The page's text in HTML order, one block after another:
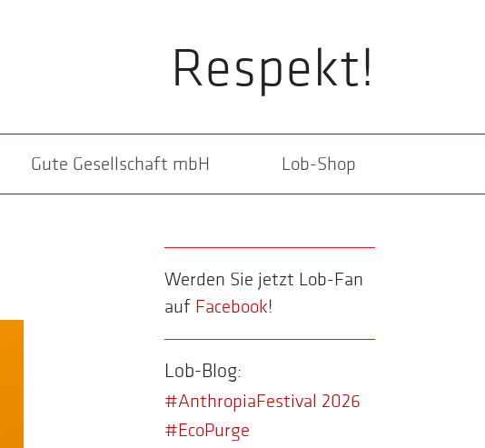
Respekt!
Gute Gesellschaft mbH Lob-Shop
Werden Sie jetzt Lob-Fan
auf Facebook!
Lob-Blog:
#AnthropiaFestival 2026
#EcoPurge